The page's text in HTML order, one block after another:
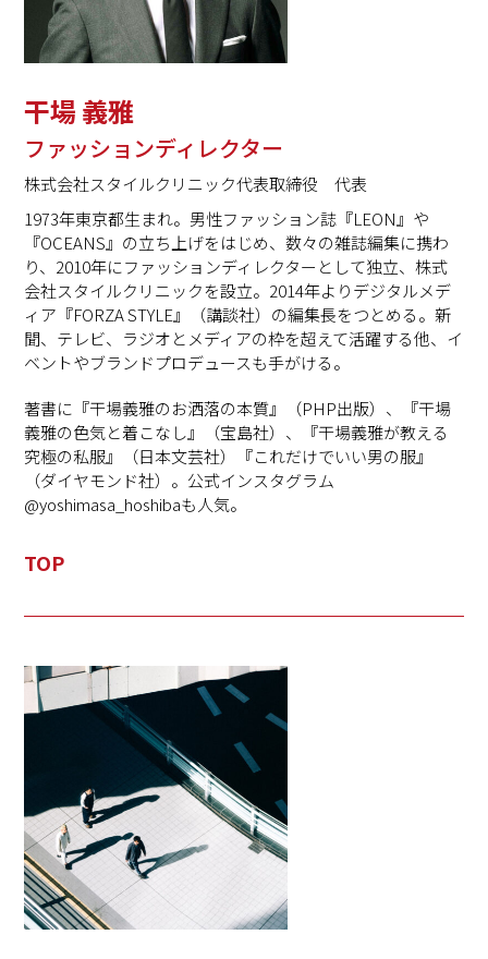
干場 義雅
ファッションディレクター
株式会社スタイルクリニック代表取締役 代表
1973年東京都生まれ。男性ファッション誌『LEON』や
『OCEANS』の立ち上げをはじめ、数々の雑誌編集に携わ
り、2010年にファッションディレクターとして独立、株式
会社スタイルクリニックを設立。2014年よりデジタルメデ
ィア『FORZA STYLE』（講談社）の編集長をつとめる。新
聞、テレビ、ラジオとメディアの枠を超えて活躍する他、イ
ベントやブランドプロデュースも手がける。
著書に『干場義雅のお洒落の本質』（PHP出版）、『干場
義雅の色気と着こなし』（宝島社）、『干場義雅が教える
究極の私服』（日本文芸社）『これだけでいい男の服』
（ダイヤモンド社）。公式インスタグラム
@yoshimasa_hoshibaも人気。
TOP